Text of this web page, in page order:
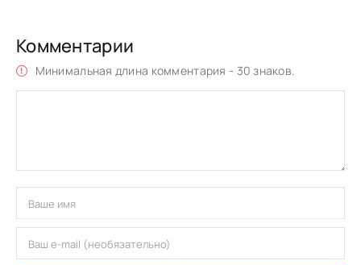
Комментарии
Минимальная длина комментария - 30 знаков.